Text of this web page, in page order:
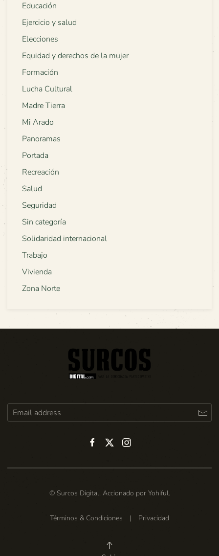
Educación
Ejercicio y salud
Elecciones
Equidad y derechos de la mujer
Formación
Lucha Cultural
Madre Tierra
Mi Arado
Panoramas
Portada
Recreación
Salud
Seguridad
Sin categoría
Solidaridad internacional
Trabajo
Vivienda
Zona Norte
© Surcos Digital. Accionado por Yohiful.
Términos & Condiciones | Privacidad